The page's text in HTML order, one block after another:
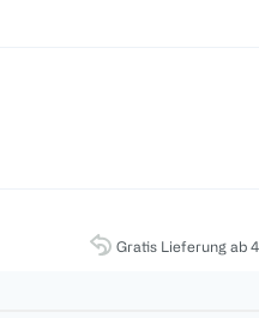
Gratis Lieferung ab